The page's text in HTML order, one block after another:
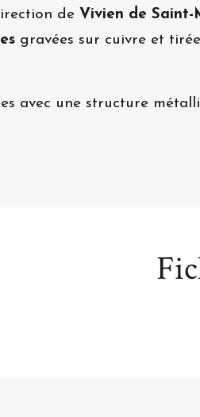
de Vivien de Saint-
gravées sur cuivre et
avec une structure